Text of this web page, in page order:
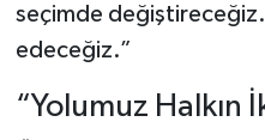
seçimde
edeceğiz.”
“Yolumuz Halkın